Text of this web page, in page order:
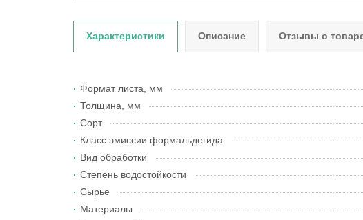
Характеристики Описание Отзывы о
Формат листа, мм
Толщина, мм
Сорт
Класс эмиссии формальдегида
Вид обработки
Степень водостойкости
Сырье
Материалы